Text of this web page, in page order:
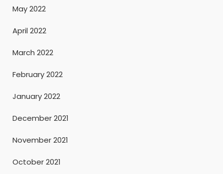
May 2022
April 2022
March 2022
February 2022
January 2022
December 2021
November 2021
October 2021